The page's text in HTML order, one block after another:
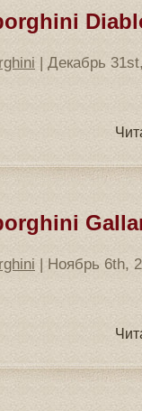
| Декабрь
| Ноябрь 6th,